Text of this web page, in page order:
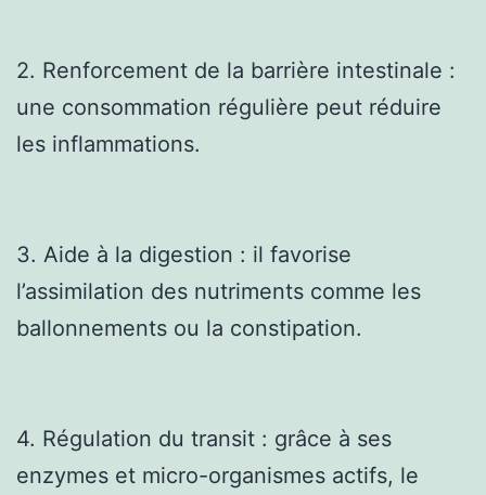
2. Renforcement de la barrière intestinale :
une consommation régulière peut réduire
les inflammations.
3. Aide à la digestion : il favorise
l’assimilation des nutriments comme les
ballonnements ou la constipation.
4. Régulation du transit : grâce à ses
enzymes et micro-organismes actifs, le